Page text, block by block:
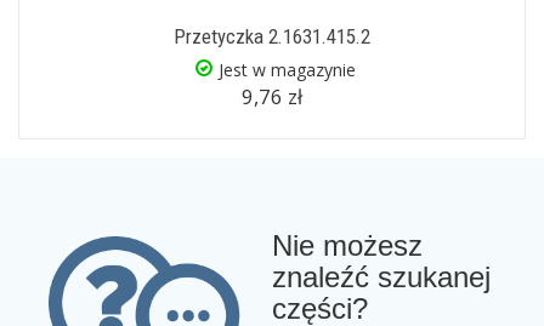
Przetyczka 2.1631.415.2
Jest w magazynie
9,76 zł
Nie możesz
znaleźć szukanej
części?